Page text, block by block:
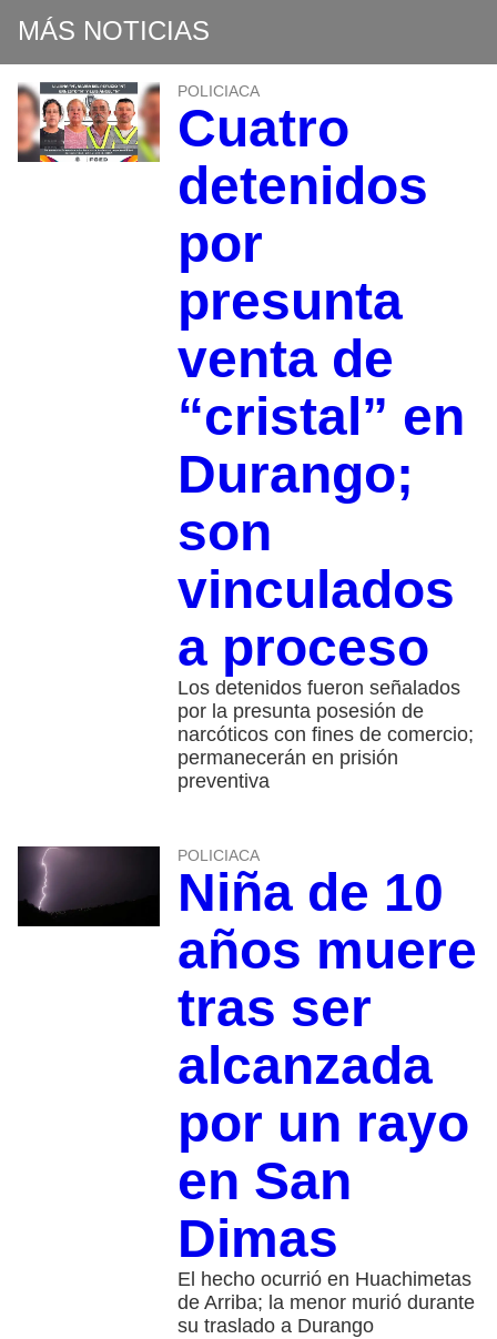
MÁS NOTICIAS
POLICIACA
Cuatro
detenidos
por
presunta
venta de
“cristal” en
Durango;
son
vinculados
a proceso
Los detenidos fueron señalados
por la presunta posesión de
narcóticos con fines de comercio;
permanecerán en prisión
preventiva
POLICIACA
Niña de 10
años muere
tras ser
alcanzada
por un rayo
en San
Dimas
El hecho ocurrió en Huachimetas
de Arriba; la menor murió durante
su traslado a Durango